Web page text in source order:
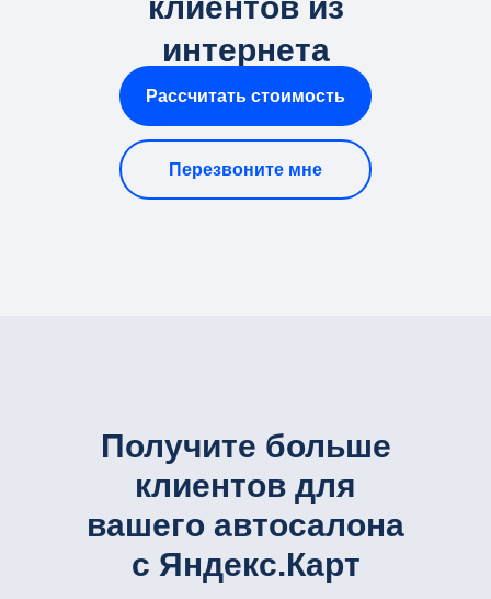
интернета
Рассчитать стоимость
Перезвоните мне
Получите больше
клиентов для
вашего автосалона
с Яндекс.Карт